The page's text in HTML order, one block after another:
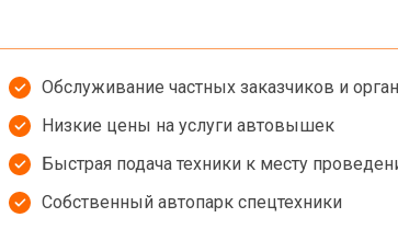
Обслуживание частных заказчиков и
Низкие цены на услуги автовышек
Быстрая подача техники к месту
Собственный автопарк спецтехники